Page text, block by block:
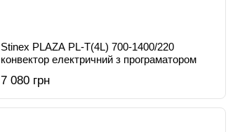
Stinex PLAZA PL-T(4L) 700-1400/220
конвектор електричний з програматором
7 080 грн